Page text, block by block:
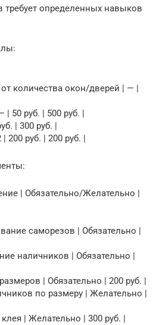
требует определенных навыков
количества окон/дверей | — |
50 руб. | 500 руб. |
| 300 руб. |
200 руб. | 200 руб. |
| Обязательно/Желательно |
саморезов | Обязательно |
наличников | Обязательно |
| Обязательно | 200 руб. |
по размеру | Желательно |
| Желательно | 300 руб. |